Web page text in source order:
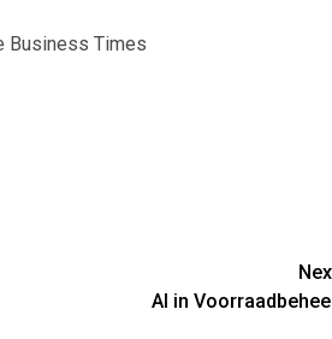
Business Times
AI in